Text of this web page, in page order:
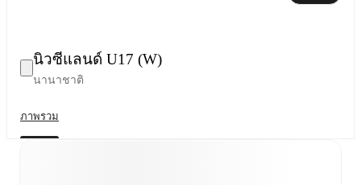
นิวซีแลนด์ U17 (W)
นานาชาติ
ภาพรวม